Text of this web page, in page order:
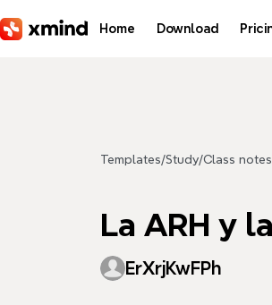
Home Download
Templates/Study/Class notes
La ARH y
ErXrjKwFPh